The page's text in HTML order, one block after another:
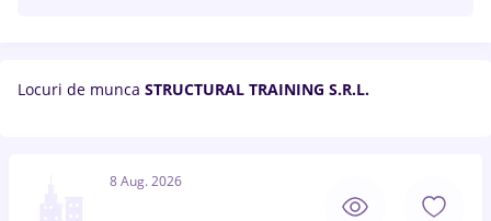
Locuri de munca STRUCTURAL TRAINING S.R.L.
8 Aug. 2026